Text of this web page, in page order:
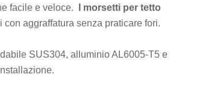
facile e veloce.
I morsetti per tetto
aggraffatura senza praticare fori.
SUS304, alluminio AL6005-T5 e